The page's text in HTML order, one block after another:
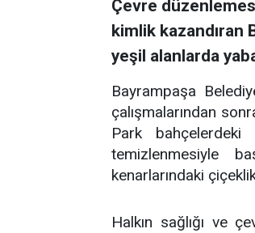
Çevre
kimlik kazandıran
yeşil alanlarda
Bayrampaşa
çalışmalarından
Park bahçelerdeki
temizlenmesiyle
kenarlarındaki
Halkın sağlığı ve